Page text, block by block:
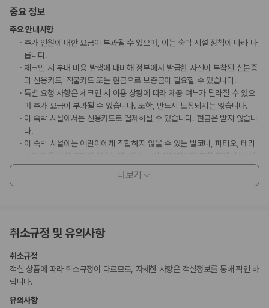
중요 정보
주요 안내사항
추가 인원에 대한 요금이 부과될 수 있으며, 이는 숙박 시설 정책에 따라 다
릅니다.
체크인 시 부대 비용 발생에 대비해 정부에서 발급한 사진이 부착된 신분증
과 신용카드, 직불카드 또는 현금으로 보증금이 필요할 수 있습니다.
특별 요청 사항은 체크인 시 이용 상황에 따라 제공 여부가 달라질 수 있으
며 추가 요금이 부과될 수 있습니다. 또한, 반드시 보장되지는 않습니다.
이 숙박 시설에서는 신용카드로 결제하실 수 있습니다. 현금은 받지 않습니
다.
이 숙박 시설에는 어린이에게 적합하지 않을 수 있는 발코니, 파티오, 테라
설에 연락하여 적합한 객실을 이용할 수 있는지 확인하시기 바랍니다.
간이/추가 침대 이용 불가
기타 선택사항
주문 요리아침 식사 요금: 성인 KRW 30000, 어린이 KRW 30000(대략
적인 금액)
위 목록에 명시되지 않은 다른 항목이 있을 수 있습니다. 요금 및 보증금은 세전
금액일 수 있으며 변경될 수 있습니다.
더보기
취소규정 및 유의사항
취소규정
객실 상품에 따라 취소규정이 다르므로, 자세한 사항은 객실정보를 통해 확인 바
랍니다.
유의사항